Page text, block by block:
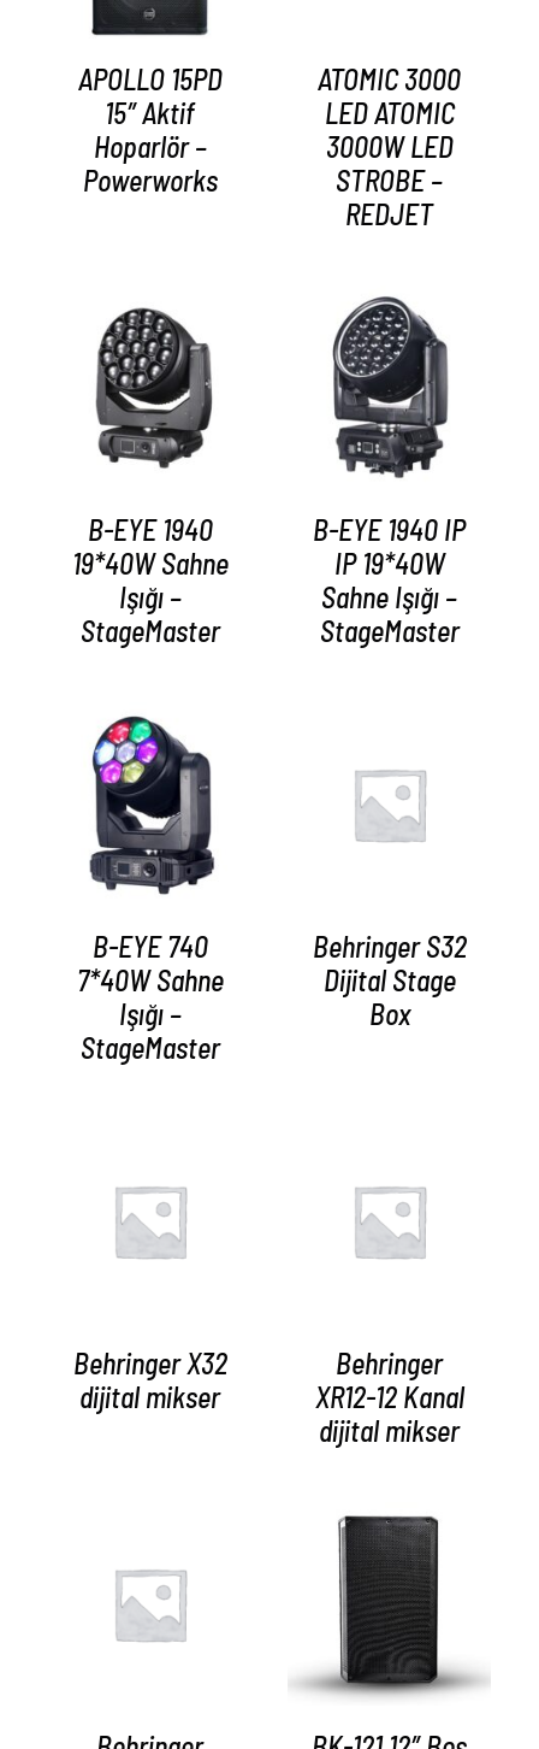
APOLLO 15PD
15″ Aktif
Hoparlör –
Powerworks
ATOMIC 3000
LED ATOMIC
3000W LED
STROBE –
REDJET
AYRINTILAR
B-EYE 1940
19*40W Sahne
Işığı –
StageMaster
AYRINTILAR
B-EYE 1940 IP
IP 19*40W
Sahne Işığı –
StageMaster
AYRINTILAR
B-EYE 740
7*40W Sahne
Işığı –
StageMaster
AYRINTILAR
Behringer S32
Dijital Stage
Box
AYRINTILAR
Behringer X32
dijital mikser
AYRINTILAR
Behringer
XR12-12 Kanal
dijital mikser
AYRINTILAR AYRINTILAR